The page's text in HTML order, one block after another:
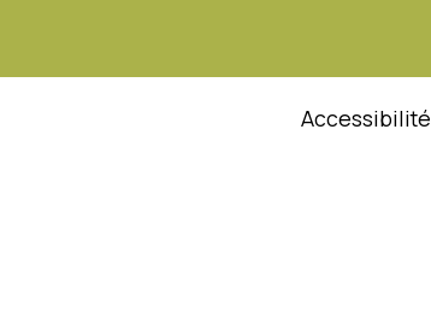
Accessibilité